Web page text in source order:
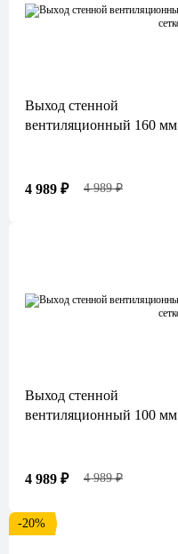
Выход стенной
вентиляционный 160 мм
нержавеющая сталь
4 989 ₽ 4 989 ₽
Выход стенной
вентиляционный 100 мм
нержавеющая сталь
4 989 ₽ 4 989 ₽
-20%